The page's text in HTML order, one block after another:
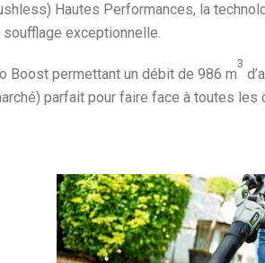
Hautes Performances, la
exceptionnelle.
Boost permettant un débit de 986 m
3
parfait pour faire face à toutes